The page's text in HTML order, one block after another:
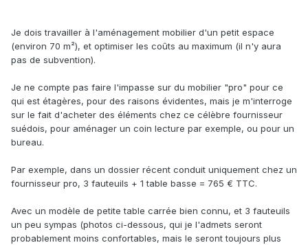
Je dois travailler à l'aménagement mobilier d'un petit espace
(environ 70 m²), et optimiser les coûts au maximum (il n'y aura
pas de subvention).
Je ne compte pas faire l'impasse sur du mobilier "pro" pour ce
qui est étagères, pour des raisons évidentes, mais je m'interroge
sur le fait d'acheter des éléments chez ce célèbre fournisseur
suédois, pour aménager un coin lecture par exemple, ou pour un
bureau.
Par exemple, dans un dossier récent conduit uniquement chez un
fournisseur pro, 3 fauteuils + 1 table basse = 765 € TTC.
Avec un modèle de petite table carrée bien connu, et 3 fauteuils
un peu sympas (photos ci-dessous, qui je l'admets seront
probablement moins confortables, mais le seront toujours plus